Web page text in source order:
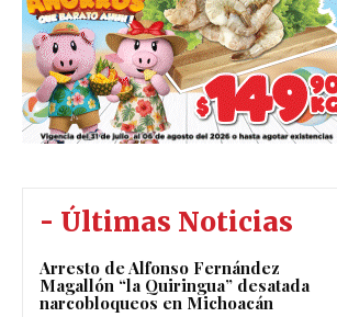
- Últimas Noticias
Arresto de Alfonso Fernández
Magallón “la Quiringua” desatada
narcobloqueos en Michoacán